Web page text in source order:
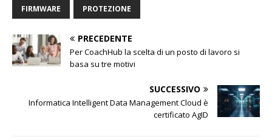
FIRMWARE PROTEZIONE
PRECEDENTE
Per CoachHub la scelta di un posto di lavoro si
basa su tre motivi
SUCCESSIVO
Informatica Intelligent Data Management Cloud è
certificato AgID